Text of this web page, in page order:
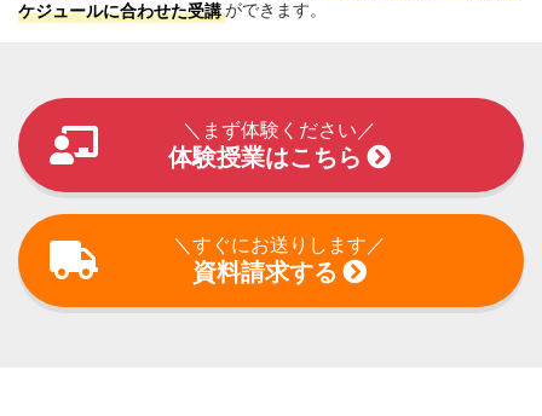
ケジュールに合わせた受講ができます。
＼まず体験ください／
体験授業はこちら
＼すぐにお送りします／
資料請求する